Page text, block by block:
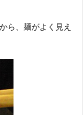
ら、麺がよく見え